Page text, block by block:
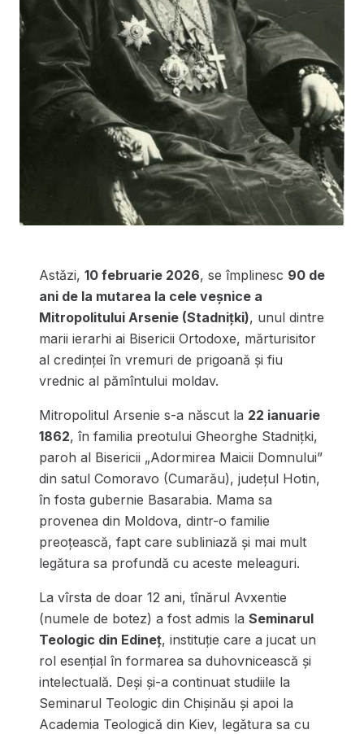
Astăzi, 10 februarie 2026, se împlinesc 90 de
ani de la mutarea la cele veșnice a
Mitropolitului Arsenie (Stadnițki), unul dintre
marii ierarhi ai Bisericii Ortodoxe, mărturisitor
al credinței în vremuri de prigoană și fiu
vrednic al pămîntului moldav.
Mitropolitul Arsenie s-a născut la 22 ianuarie
1862, în familia preotului Gheorghe Stadnițki,
paroh al Bisericii „Adormirea Maicii Domnului”
din satul Comoravo (Cumarău), județul Hotin,
în fosta gubernie Basarabia. Mama sa
provenea din Moldova, dintr-o familie
preoțească, fapt care subliniază și mai mult
legătura sa profundă cu aceste meleaguri.
La vîrsta de doar 12 ani, tînărul Avxentie
(numele de botez) a fost admis la Seminarul
Teologic din Edineț, instituție care a jucat un
rol esențial în formarea sa duhovnicească și
intelectuală. Deși și-a continuat studiile la
Seminarul Teologic din Chișinău și apoi la
Academia Teologică din Kiev, legătura sa cu